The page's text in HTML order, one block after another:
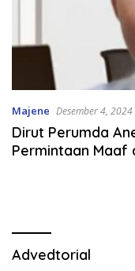
Majene Desember 4, 2024
Dirut Perumda
Permintaan Maaf
Advedtorial